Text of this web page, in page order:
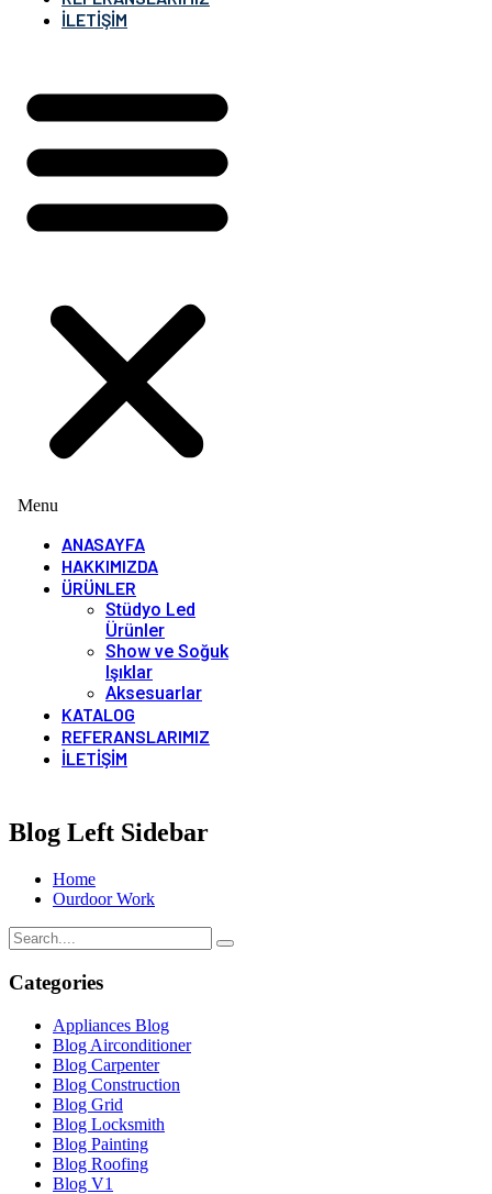
İLETIŞIM
Menu
ANASAYFA
HAKKIMIZDA
ÜRÜNLER
Stüdyo Led
Ürünler
Show ve Soğuk
Işıklar
Aksesuarlar
KATALOG
REFERANSLARIMIZ
İLETIŞIM
Blog Left Sidebar
Home
Ourdoor Work
Categories
Appliances Blog
Blog Airconditioner
Blog Carpenter
Blog Construction
Blog Grid
Blog Locksmith
Blog Painting
Blog Roofing
Blog V1